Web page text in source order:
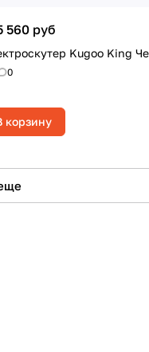
560 руб
Kugoo King
0
корзину